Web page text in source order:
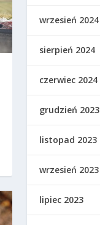
wrzesień 2024
sierpień 2024
czerwiec 2024
grudzień 2023
listopad 2023
wrzesień 2023
lipiec 2023